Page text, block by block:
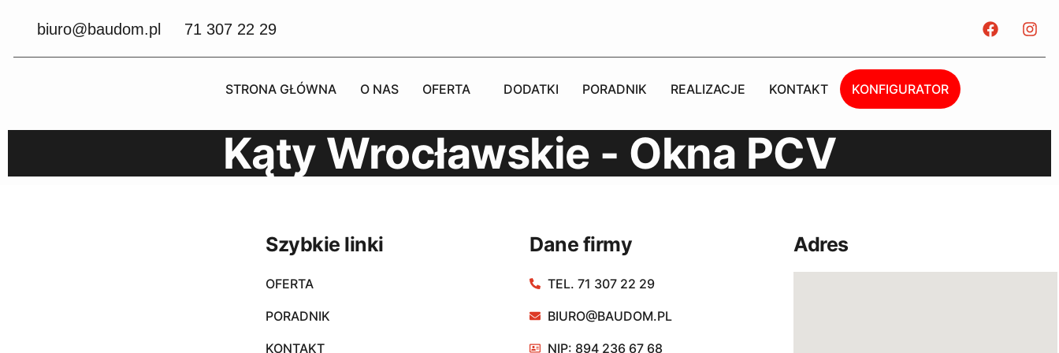
biuro@baudom.pl 71 307 22 29
STRONA GŁÓWNA O NAS OFERTA DODATKI PORADNIK REALIZACJE KONTAKT KONFIGURATOR
Kąty Wrocławskie - Okna PCV
Szybkie linki
OFERTA
PORADNIK
KONTAKT
Dane firmy
TEL. 71 307 22 29
BIURO@BAUDOM.PL
NIP: 894 236 67 68
Adres